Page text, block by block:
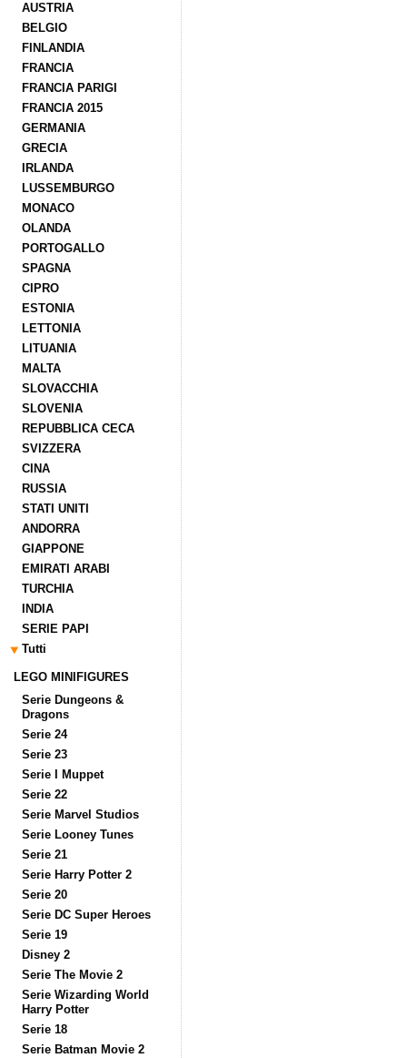
AUSTRIA
BELGIO
FINLANDIA
FRANCIA
FRANCIA PARIGI
FRANCIA 2015
GERMANIA
GRECIA
IRLANDA
LUSSEMBURGO
MONACO
OLANDA
PORTOGALLO
SPAGNA
CIPRO
ESTONIA
LETTONIA
LITUANIA
MALTA
SLOVACCHIA
SLOVENIA
REPUBBLICA CECA
SVIZZERA
CINA
RUSSIA
STATI UNITI
ANDORRA
GIAPPONE
EMIRATI ARABI
TURCHIA
INDIA
SERIE PAPI
Tutti
LEGO MINIFIGURES
Serie Dungeons &
Dragons
Serie 24
Serie 23
Serie I Muppet
Serie 22
Serie Marvel Studios
Serie Looney Tunes
Serie 21
Serie Harry Potter 2
Serie 20
Serie DC Super Heroes
Serie 19
Disney 2
Serie The Movie 2
Serie Wizarding World
Harry Potter
Serie 18
Serie Batman Movie 2